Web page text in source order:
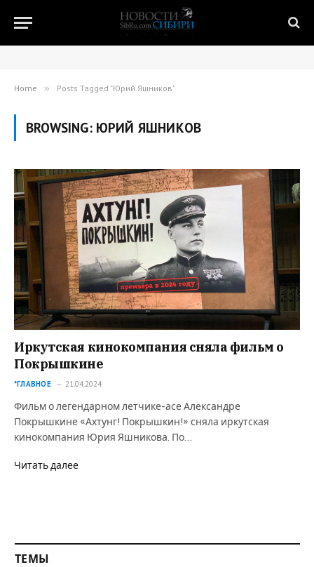
Home » Posts Tagged "Юрий Яшников"
BROWSING: ЮРИЙ ЯШНИКОВ
Иркутская кинокомпания сняла фильм о
Покрышкине
*ГЛАВНОЕ 21.04.2024
Фильм о легендарном летчике-асе Александре
Покрышкине «Ахтунг! Покрышкин!» сняла иркутская
кинокомпания Юрия Яшникова. По…
Читать далее
ТЕМЫ